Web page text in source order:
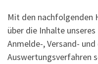
Mit den nachfolgenden
über die Inhalte
Anmelde-, Versand-
Auswertungsverfahren